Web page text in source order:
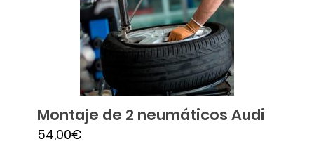
Montaje de 2 neumáticos Audi
54,00€